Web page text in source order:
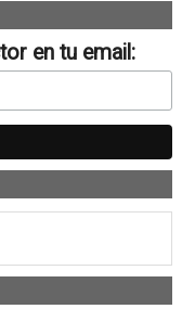
en tu email: